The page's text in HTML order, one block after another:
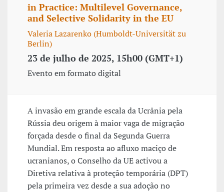
in Practice: Multilevel Governance,
and Selective Solidarity in the EU
Valeria Lazarenko (Humboldt-Universität zu
Berlin)
23 de julho de 2025, 15h00 (GMT+1)
Evento em formato digital
A invasão em grande escala da Ucrânia pela
Rússia deu origem à maior vaga de migração
forçada desde o final da Segunda Guerra
Mundial. Em resposta ao afluxo maciço de
ucranianos, o Conselho da UE activou a
Diretiva relativa à proteção temporária (DPT)
pela primeira vez desde a sua adoção no